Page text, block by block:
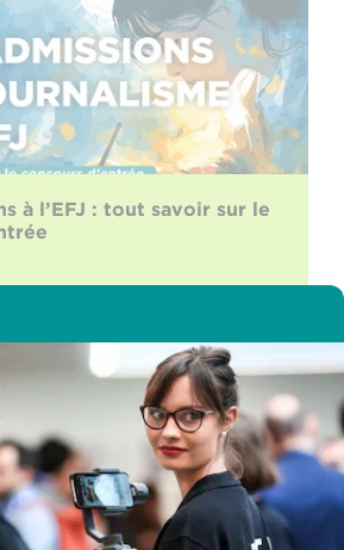
à l’EFJ : tout savoir sur le